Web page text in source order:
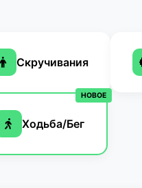
Скручивания
НОВОЕ
Ходьба/Бег